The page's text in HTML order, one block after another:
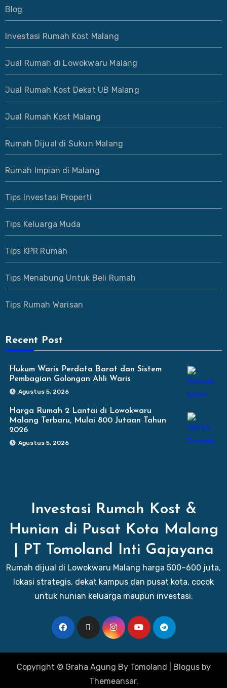
Blog
Investasi Rumah Kost Malang
Jual Rumah di Lowokwaru Malang
Jual Rumah Kost Dekat UB Malang
Jual Rumah Kost Malang
Rumah Dijual di Sukun Malang
Rumah Impian di Malang
Tips Investasi Properti
Tips Keluarga Muda
Tips KPR Rumah
Tips Menabung Untuk Beli Rumah
Tips Rumah Warisan
Recent Post
Hukum Waris Perdata Barat dan Sistem
Pembagian Golongan Ahli Waris
Agustus 5, 2026
Harga Rumah 2 Lantai di Lowokwaru
Malang Terbaru, Mulai 800 Jutaan Tahun
2026
Agustus 5, 2026
Investasi Rumah Kost &
Hunian di Pusat Kota Malang
| PT Tomoland Inti Gajayana
Rumah dijual di Lowokwaru Malang harga 500–600 juta,
lokasi strategis, dekat kampus dan pusat kota, cocok
untuk hunian keluarga maupun investasi.
Copyright © Graha Agung By Tomoland Blogusby
Themeansar.